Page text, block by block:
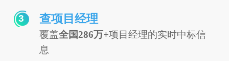
3 查项目经理
覆盖全国286万+项目经理的实时中标信
息